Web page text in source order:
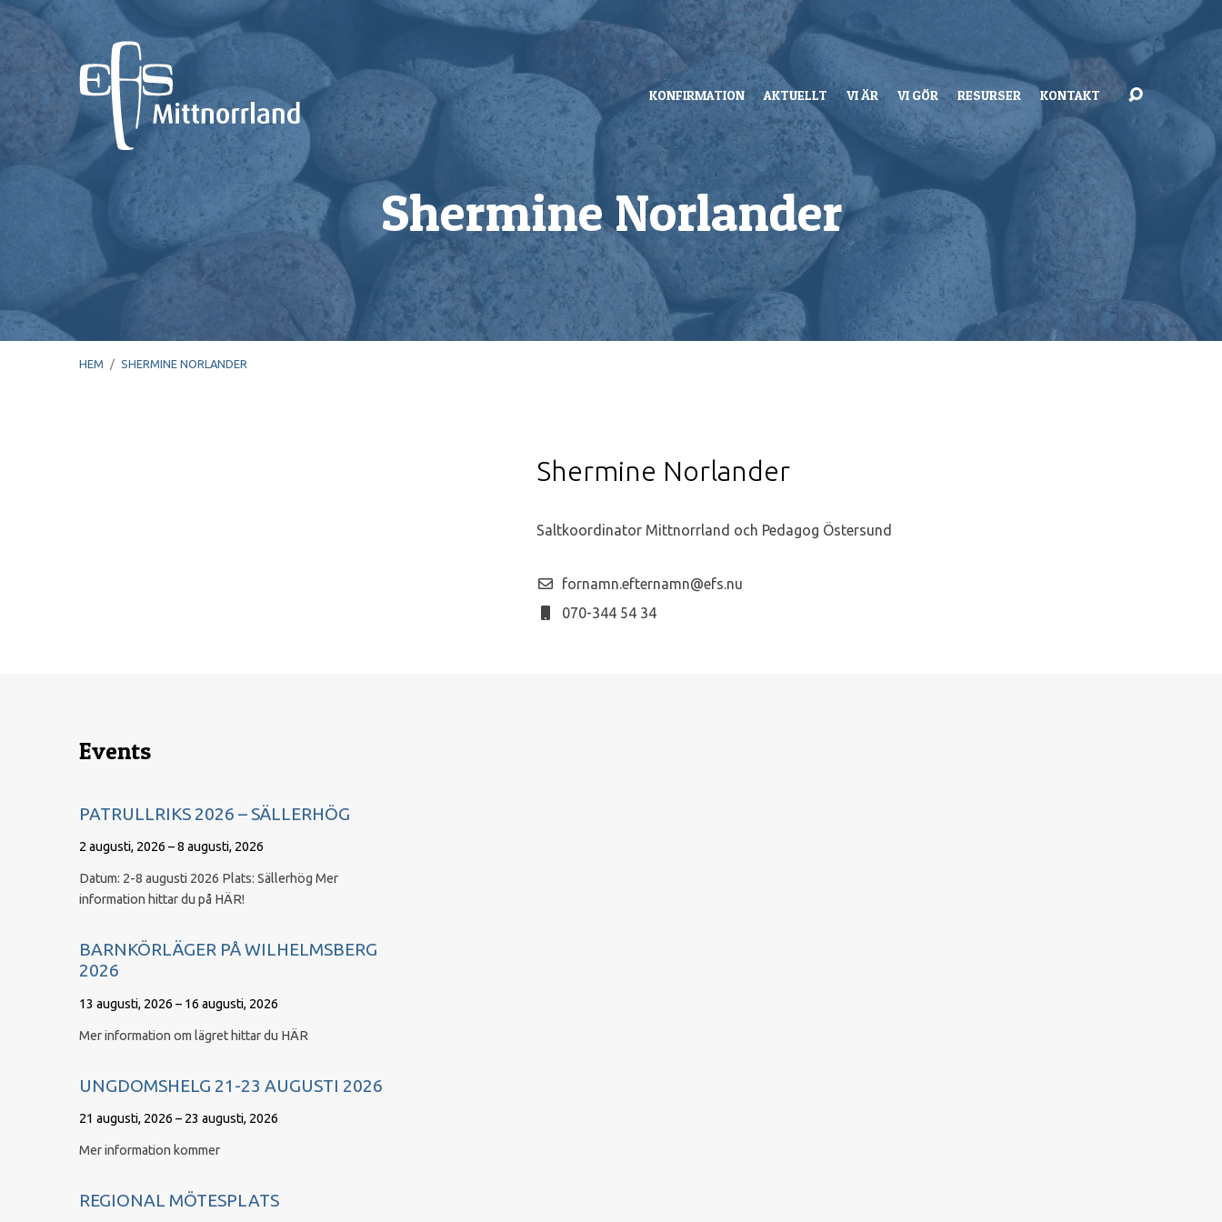
KONFIRMATION AKTUELLT VI ÄR VI GÖR RESURSER KONTAKT
Shermine Norlander
HEM / SHERMINE NORLANDER
Shermine Norlander
Saltkoordinator Mittnorrland och Pedagog Östersund
fornamn.efternamn@efs.nu
070-344 54 34
Events
PATRULLRIKS 2026 – SÄLLERHÖG
2 augusti, 2026 – 8 augusti, 2026
Datum: 2-8 augusti 2026 Plats: Sällerhög Mer
information hittar du på HÄR!
BARNKÖRLÄGER PÅ WILHELMSBERG
2026
13 augusti, 2026 – 16 augusti, 2026
Mer information om lägret hittar du HÄR
UNGDOMSHELG 21-23 AUGUSTI 2026
21 augusti, 2026 – 23 augusti, 2026
Mer information kommer
REGIONAL MÖTESPLATS